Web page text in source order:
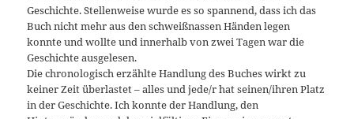
Geschichte. Stellenweise wurde es so spannend, dass ich das
Buch nicht mehr aus den schweißnassen Händen legen
konnte und wollte und innerhalb von zwei Tagen war die
Geschichte ausgelesen.
Die chronologisch erzählte Handlung des Buches wirkt zu
keiner Zeit überlastet – alles und jede/r hat seinen/ihren Platz
in der Geschichte. Ich konnte der Handlung, den